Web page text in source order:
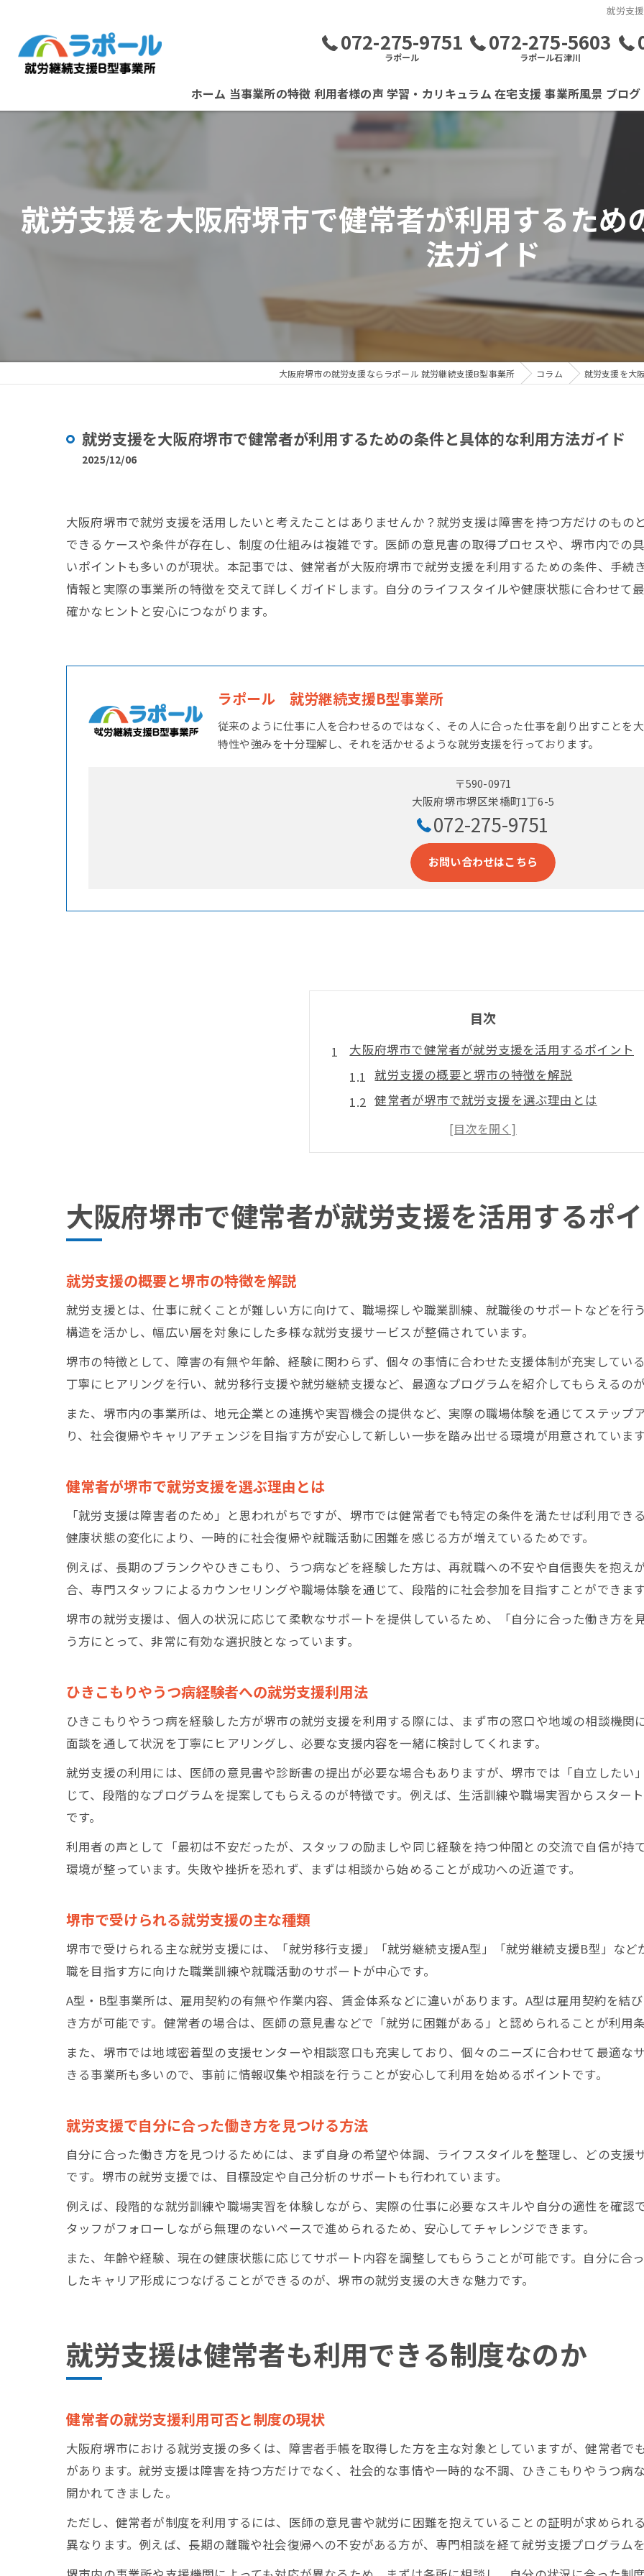
就労支
072-275-9751
ラポール
072-275-5603
ラポール石津川
ホーム 当事業所の特徴
在宅ワーク
堺市の就労支援
利用者様の声 学習・カリキュラム 在宅支援 事業所風景 ブログ
就労支援を大阪府堺市で健常者が利用するため
法ガイド
大阪府堺市の就労支援ならラポール 就労継続支援B型事業所 コラム 就労支援を大
就労支援を大阪府堺市で健常者が利用するための条件と具体的な利用方法ガイド
2025/12/06
大阪府堺市で就労支援を活用したいと考えたことはありませんか？就労支援は障害を持つ方だけのもの
できるケースや条件が存在し、制度の仕組みは複雑です。医師の意見書の取得プロセスや、堺市内での
いポイントも多いのが現状。本記事では、健常者が大阪府堺市で就労支援を利用するための条件、手
情報と実際の事業所の特徴を交えて詳しくガイドします。自分のライフスタイルや健康状態に合わせて
確かなヒントと安心につながります。
ラポール 就労継続支援B型事業所
従来のように仕事に人を合わせるのではなく、その人に合った仕事を創り出すことを
特性や強みを十分理解し、それを活かせるような就労支援を行っております。
〒590-0971
大阪府堺市堺区栄橋町1丁6-5
072-275-9751
お問い合わせはこちら
目次
大阪府堺市で健常者が就労支援を活用するポイント
就労支援の概要と堺市の特徴を解説
健常者が堺市で就労支援を選ぶ理由とは
ひきこもりやうつ病経験者への就労支援利用法
堺市で受けられる就労支援の主な種類
就労支援は健常者も利用できる制度なのか
健常者の就労支援利用可否と制度の現状
就労移行支援が健常者に提供する支援内容
堺市で健常者が就労支援を始める際の注意点
健常者向け就労支援の条件と堺市での流れ
健常者が利用できる就労支援の主な条件
医師の意見書取得から申請までのステップ
自分の適性に合った就労支援の選び方
就労支援を活用したキャリア形成のコツ
就労支援事業所の見学ポイントと比較方法
就労支援利用時の医師の意見書取得ポイント
障害者手帳不要の就労支援と制度の違い
実際に障害者手帳なしで支援を受けた体験談
B型作業所やA型の違いを堺市で詳しく比較
健常者が堺市で選ぶべき作業所のポイント
就労継続支援A型とB型の利用条件を解説
大阪府堺市で健常者が就労支援を活用するポ
就労支援の概要と堺市の特徴を解説
就労支援とは、仕事に就くことが難しい方に向けて、職場探しや職業訓練、就職後のサポートなどを行
構造を活かし、幅広い層を対象にした多様な就労支援サービスが整備されています。
堺市の特徴として、障害の有無や年齢、経験に関わらず、個々の事情に合わせた支援体制が充実してい
丁寧にヒアリングを行い、就労移行支援や就労継続支援など、最適なプログラムを紹介してもらえるの
また、堺市内の事業所は、地元企業との連携や実習機会の提供など、実際の職場体験を通じてステップ
り、社会復帰やキャリアチェンジを目指す方が安心して新しい一歩を踏み出せる環境が用意されていま
健常者が堺市で就労支援を選ぶ理由とは
「就労支援は障害者のため」と思われがちですが、堺市では健常者でも特定の条件を満たせば利用で
健康状態の変化により、一時的に社会復帰や就職活動に困難を感じる方が増えているためです。
例えば、長期のブランクやひきこもり、うつ病などを経験した方は、再就職への不安や自信喪失を抱え
合、専門スタッフによるカウンセリングや職場体験を通じて、段階的に社会参加を目指すことができま
堺市の就労支援は、個人の状況に応じて柔軟なサポートを提供しているため、「自分に合った働き方
う方にとって、非常に有効な選択肢となっています。
ひきこもりやうつ病経験者への就労支援利用法
ひきこもりやうつ病を経験した方が堺市の就労支援を利用する際には、まず市の窓口や地域の相談機関
面談を通して状況を丁寧にヒアリングし、必要な支援内容を一緒に検討してくれます。
就労支援の利用には、医師の意見書や診断書の提出が必要な場合もありますが、堺市では「自立した
じて、段階的なプログラムを提案してもらえるのが特徴です。例えば、生活訓練や職場実習からスター
です。
利用者の声として「最初は不安だったが、スタッフの励ましや同じ経験を持つ仲間との交流で自信が持
環境が整っています。失敗や挫折を恐れず、まずは相談から始めることが成功への近道です。
堺市で受けられる就労支援の主な種類
堺市で受けられる主な就労支援には、「就労移行支援」「就労継続支援A型」「就労継続支援B型」な
職を目指す方に向けた職業訓練や就職活動のサポートが中心です。
A型・B型事業所は、雇用契約の有無や作業内容、賃金体系などに違いがあります。A型は雇用契約を結
き方が可能です。健常者の場合は、医師の意見書などで「就労に困難がある」と認められることが利用
また、堺市では地域密着型の支援センターや相談窓口も充実しており、個々のニーズに合わせて最適な
きる事業所も多いので、事前に情報収集や相談を行うことが安心して利用を始めるポイントです。
就労支援で自分に合った働き方を見つける方法
自分に合った働き方を見つけるためには、まず自身の希望や体調、ライフスタイルを整理し、どの支
です。堺市の就労支援では、目標設定や自己分析のサポートも行われています。
例えば、段階的な就労訓練や職場実習を体験しながら、実際の仕事に必要なスキルや自分の適性を確認
タッフがフォローしながら無理のないペースで進められるため、安心してチャレンジできます。
また、年齢や経験、現在の健康状態に応じてサポート内容を調整してもらうことが可能です。自分に合
したキャリア形成につなげることができるのが、堺市の就労支援の大きな魅力です。
就労支援は健常者も利用できる制度なのか
健常者の就労支援利用可否と制度の現状
大阪府堺市における就労支援の多くは、障害者手帳を取得した方を主な対象としていますが、健常者で
があります。就労支援は障害を持つ方だけでなく、社会的な事情や一時的な不調、ひきこもりやうつ病
開かれてきました。
ただし、健常者が制度を利用するには、医師の意見書や就労に困難を抱えていることの証明が求められ
異なります。例えば、長期の離職や社会復帰への不安がある方が、専門相談を経て就労支援プログラム